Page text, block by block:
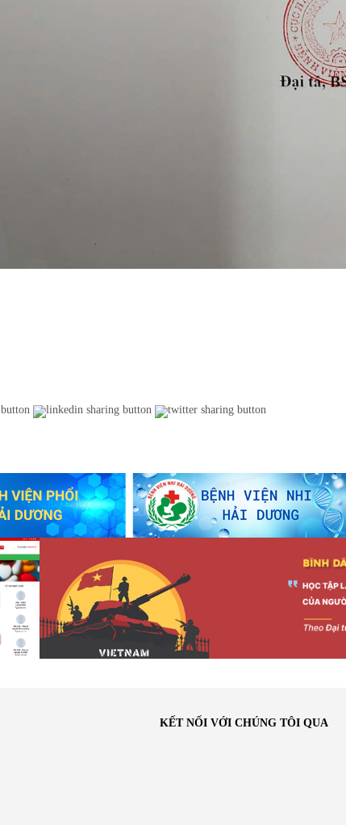
KẾT NỐI VỚI CHÚNG TÔI QUA